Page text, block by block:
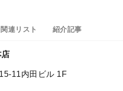
関連リスト 紹介記事
11内田ビル 1F